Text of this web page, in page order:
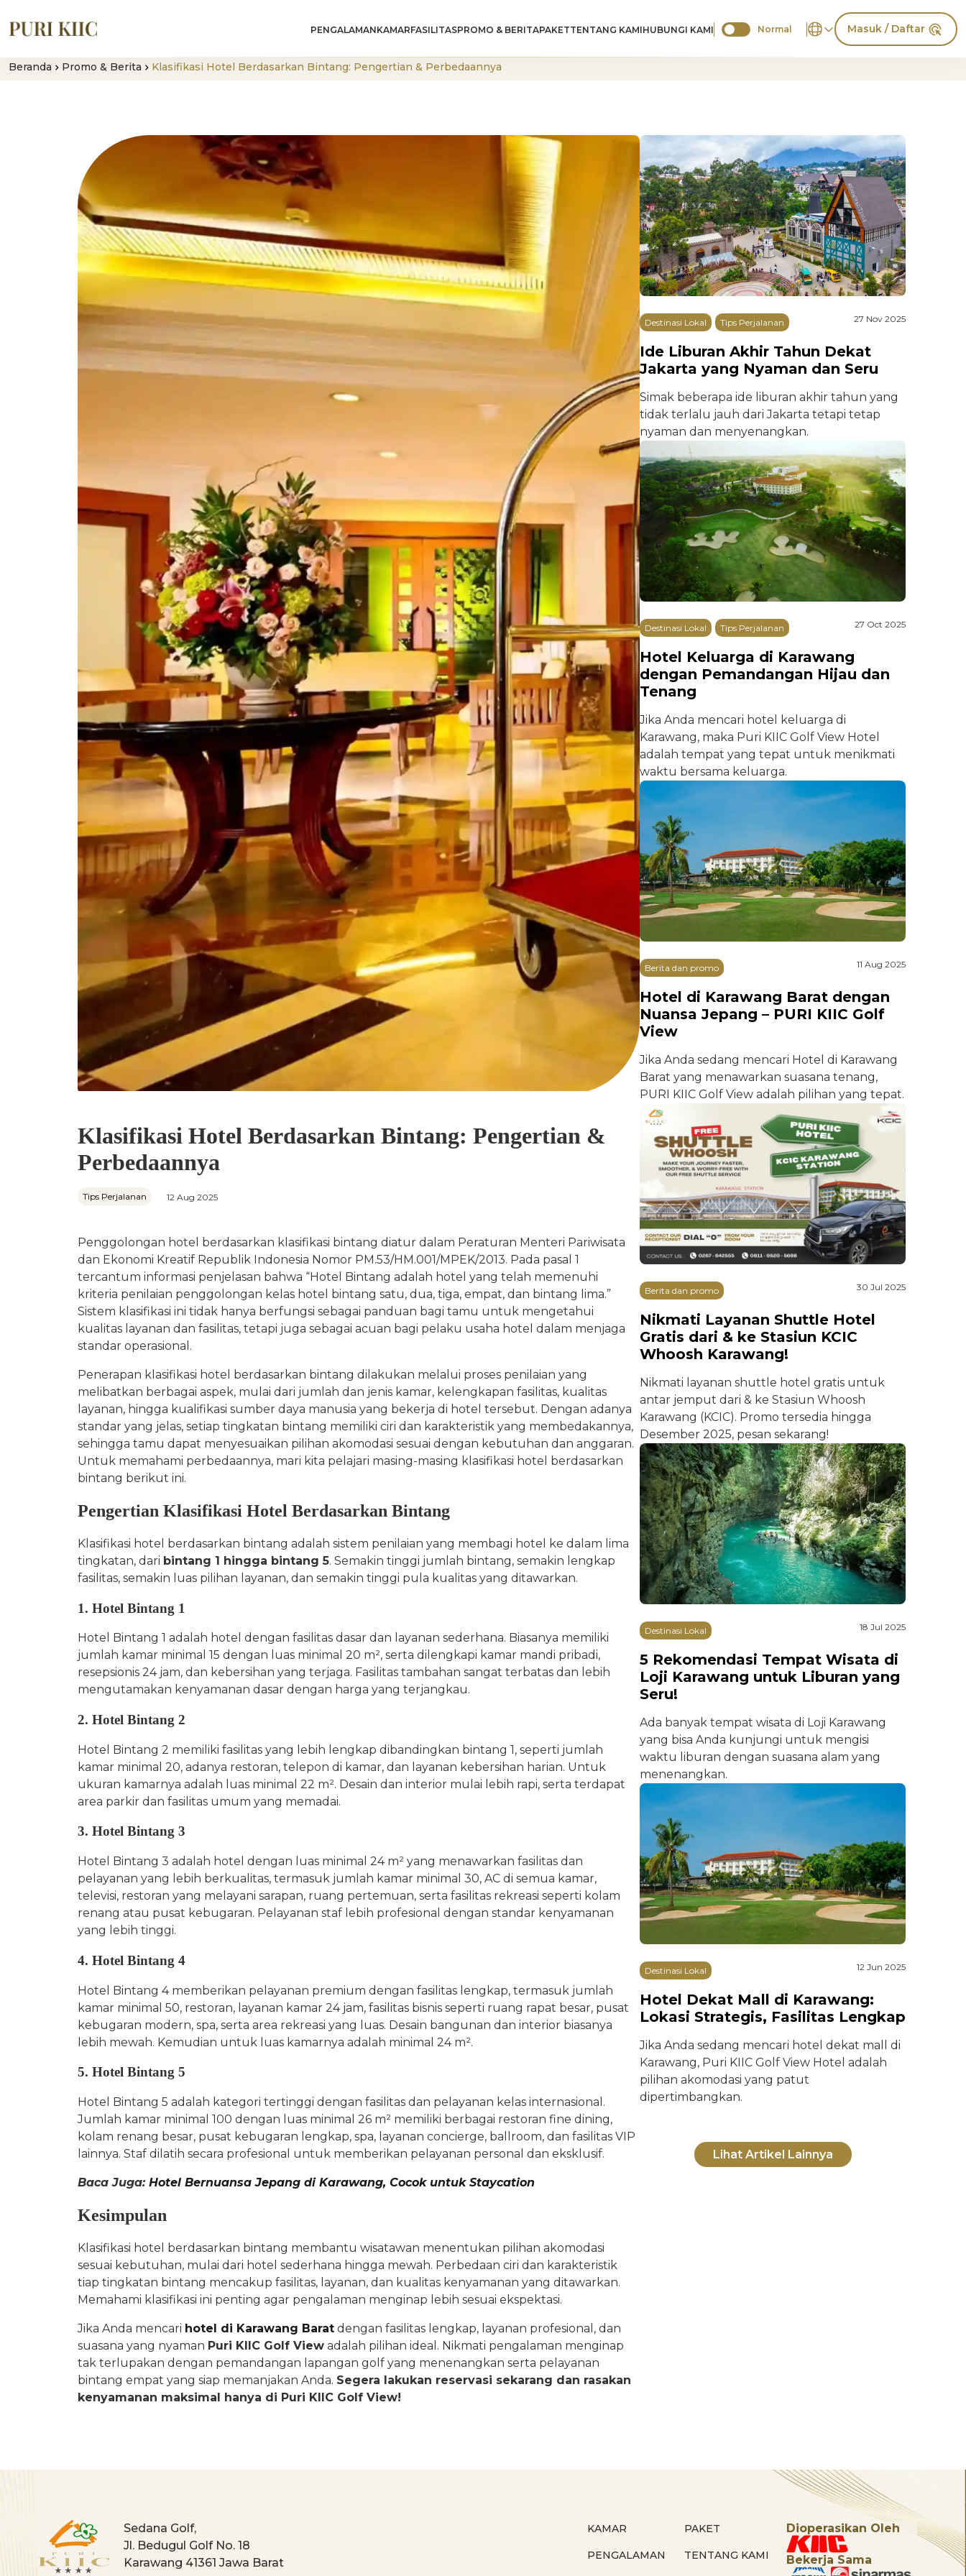
PENGALAMANKAMARFASILITASPROMO & BERITAPAKETTENTANG KAMIHUBUNGI KAMI Normal Masuk / Daftar
Beranda Promo & Berita Klasifikasi Hotel Berdasarkan Bintang: Pengertian & Perbedaannya
Klasifikasi Hotel Berdasarkan Bintang: Pengertian &
Perbedaannya
Tips Perjalanan 12 Aug 2025
Penggolongan hotel berdasarkan klasifikasi bintang diatur dalam Peraturan Menteri Pariwisata
dan Ekonomi Kreatif Republik Indonesia Nomor PM.53/HM.001/MPEK/2013. Pada pasal 1
tercantum informasi penjelasan bahwa “Hotel Bintang adalah hotel yang telah memenuhi
kriteria penilaian penggolongan kelas hotel bintang satu, dua, tiga, empat, dan bintang lima.”
Sistem klasifikasi ini tidak hanya berfungsi sebagai panduan bagi tamu untuk mengetahui
kualitas layanan dan fasilitas, tetapi juga sebagai acuan bagi pelaku usaha hotel dalam menjaga
standar operasional.
Penerapan klasifikasi hotel berdasarkan bintang dilakukan melalui proses penilaian yang
melibatkan berbagai aspek, mulai dari jumlah dan jenis kamar, kelengkapan fasilitas, kualitas
layanan, hingga kualifikasi sumber daya manusia yang bekerja di hotel tersebut. Dengan adanya
standar yang jelas, setiap tingkatan bintang memiliki ciri dan karakteristik yang membedakannya,
sehingga tamu dapat menyesuaikan pilihan akomodasi sesuai dengan kebutuhan dan anggaran.
Untuk memahami perbedaannya, mari kita pelajari masing-masing klasifikasi hotel berdasarkan
bintang berikut ini.
Pengertian Klasifikasi Hotel Berdasarkan Bintang
Klasifikasi hotel berdasarkan bintang adalah sistem penilaian yang membagi hotel ke dalam lima
tingkatan, dari bintang 1 hingga bintang 5. Semakin tinggi jumlah bintang, semakin lengkap
fasilitas, semakin luas pilihan layanan, dan semakin tinggi pula kualitas yang ditawarkan.
1. Hotel Bintang 1
Hotel Bintang 1 adalah hotel dengan fasilitas dasar dan layanan sederhana. Biasanya memiliki
jumlah kamar minimal 15 dengan luas minimal 20 m², serta dilengkapi kamar mandi pribadi,
resepsionis 24 jam, dan kebersihan yang terjaga. Fasilitas tambahan sangat terbatas dan lebih
mengutamakan kenyamanan dasar dengan harga yang terjangkau.
2. Hotel Bintang 2
Hotel Bintang 2 memiliki fasilitas yang lebih lengkap dibandingkan bintang 1, seperti jumlah
kamar minimal 20, adanya restoran, telepon di kamar, dan layanan kebersihan harian. Untuk
ukuran kamarnya adalah luas minimal 22 m². Desain dan interior mulai lebih rapi, serta terdapat
area parkir dan fasilitas umum yang memadai.
3. Hotel Bintang 3
Hotel Bintang 3 adalah hotel dengan luas minimal 24 m² yang menawarkan fasilitas dan
pelayanan yang lebih berkualitas, termasuk jumlah kamar minimal 30, AC di semua kamar,
televisi, restoran yang melayani sarapan, ruang pertemuan, serta fasilitas rekreasi seperti kolam
renang atau pusat kebugaran. Pelayanan staf lebih profesional dengan standar kenyamanan
yang lebih tinggi.
4. Hotel Bintang 4
Hotel Bintang 4 memberikan pelayanan premium dengan fasilitas lengkap, termasuk jumlah
kamar minimal 50, restoran, layanan kamar 24 jam, fasilitas bisnis seperti ruang rapat besar, pusat
kebugaran modern, spa, serta area rekreasi yang luas. Desain bangunan dan interior biasanya
lebih mewah. Kemudian untuk luas kamarnya adalah minimal 24 m².
5. Hotel Bintang 5
Hotel Bintang 5 adalah kategori tertinggi dengan fasilitas dan pelayanan kelas internasional.
Jumlah kamar minimal 100 dengan luas minimal 26 m² memiliki berbagai restoran fine dining,
kolam renang besar, pusat kebugaran lengkap, spa, layanan concierge, ballroom, dan fasilitas VIP
lainnya. Staf dilatih secara profesional untuk memberikan pelayanan personal dan eksklusif.
Baca Juga: Hotel Bernuansa Jepang di Karawang, Cocok untuk Staycation
Kesimpulan
Klasifikasi hotel berdasarkan bintang membantu wisatawan menentukan pilihan akomodasi
sesuai kebutuhan, mulai dari hotel sederhana hingga mewah. Perbedaan ciri dan karakteristik
tiap tingkatan bintang mencakup fasilitas, layanan, dan kualitas kenyamanan yang ditawarkan.
Memahami klasifikasi ini penting agar pengalaman menginap lebih sesuai ekspektasi.
Jika Anda mencari hotel di Karawang Barat dengan fasilitas lengkap, layanan profesional, dan
suasana yang nyaman Puri KIIC Golf View adalah pilihan ideal. Nikmati pengalaman menginap
tak terlupakan dengan pemandangan lapangan golf yang menenangkan serta pelayanan
bintang empat yang siap memanjakan Anda. Segera lakukan reservasi sekarang dan rasakan
kenyamanan maksimal hanya di Puri KIIC Golf View!
Destinasi Lokal Tips Perjalanan 27 Nov 2025
Ide Liburan Akhir Tahun Dekat
Jakarta yang Nyaman dan Seru
Simak beberapa ide liburan akhir tahun yang
tidak terlalu jauh dari Jakarta tetapi tetap
nyaman dan menyenangkan.
Destinasi Lokal Tips Perjalanan 27 Oct 2025
Hotel Keluarga di Karawang
dengan Pemandangan Hijau dan
Tenang
Jika Anda mencari hotel keluarga di
Karawang, maka Puri KIIC Golf View Hotel
adalah tempat yang tepat untuk menikmati
waktu bersama keluarga.
Berita dan promo 11 Aug 2025
Hotel di Karawang Barat dengan
Nuansa Jepang – PURI KIIC Golf
View
Jika Anda sedang mencari Hotel di Karawang
Barat yang menawarkan suasana tenang,
PURI KIIC Golf View adalah pilihan yang tepat.
Berita dan promo 30 Jul 2025
Nikmati Layanan Shuttle Hotel
Gratis dari & ke Stasiun KCIC
Whoosh Karawang!
Nikmati layanan shuttle hotel gratis untuk
antar jemput dari & ke Stasiun Whoosh
Karawang (KCIC). Promo tersedia hingga
Desember 2025, pesan sekarang!
Destinasi Lokal 18 Jul 2025
5 Rekomendasi Tempat Wisata di
Loji Karawang untuk Liburan yang
Seru!
Ada banyak tempat wisata di Loji Karawang
yang bisa Anda kunjungi untuk mengisi
waktu liburan dengan suasana alam yang
menenangkan.
Destinasi Lokal 12 Jun 2025
Hotel Dekat Mall di Karawang:
Lokasi Strategis, Fasilitas Lengkap
Jika Anda sedang mencari hotel dekat mall di
Karawang, Puri KIIC Golf View Hotel adalah
pilihan akomodasi yang patut
dipertimbangkan.
Lihat Artikel Lainnya
Sedana Golf,
Jl. Bedugul Golf No. 18
Karawang 41361 Jawa Barat
KAMAR
PENGALAMAN
PAKET
TENTANG KAMI
Dioperasikan Oleh
Bekerja Sama